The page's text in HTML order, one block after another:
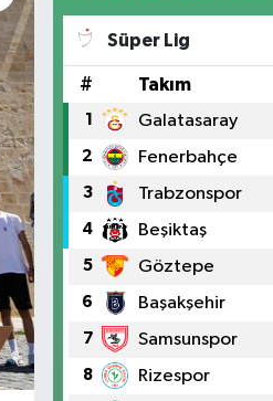
Süper Lig
# Takım
1 Galatasaray
2 Fenerbahçe
3 Trabzonspor
4 Beşiktaş
5 Göztepe
6 Başakşehir
7 Samsunspor
8 Rizespor